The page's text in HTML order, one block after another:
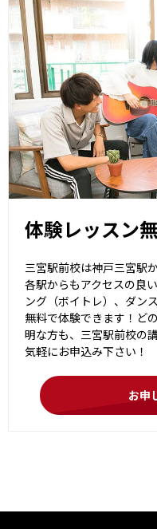
体験レッスン
三宮駅前校は神戸三宮駅
各駅からもアクセスの良
ング（ボイトレ）、ダン
無料で体験できます！ど
明な方も、三宮駅前校の
気軽にお申込み下さい！
お申